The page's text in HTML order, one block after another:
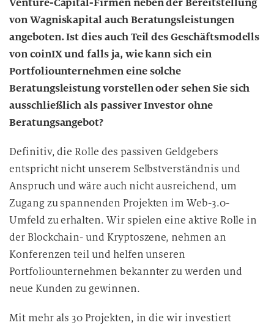
e
i
t
u
n
g
Venture-Capital-Firmen neben der Bereitstellung
von Wagniskapital auch Beratungsleistungen
angeboten. Ist dies auch Teil des Geschäftsmodells
von coinIX und falls ja, wie kann sich ein
Portfoliounternehmen eine solche
Beratungsleistung vorstellen oder sehen Sie sich
ausschließlich als passiver Investor ohne
Beratungsangebot?
Definitiv, die Rolle des passiven Geldgebers
entspricht nicht unserem Selbstverständnis und
Anspruch und wäre auch nicht ausreichend, um
Zugang zu spannenden Projekten im Web-3.0-
Umfeld zu erhalten. Wir spielen eine aktive Rolle in
der Blockchain- und Kryptoszene, nehmen an
Konferenzen teil und helfen unseren
Portfoliounternehmen bekannter zu werden und
neue Kunden zu gewinnen.
Mit mehr als 30 Projekten, in die wir investiert